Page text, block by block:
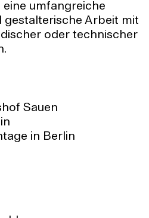
umfangreiche
gestalterische Arbeit mit
oder technischer
Sauen
in Berlin